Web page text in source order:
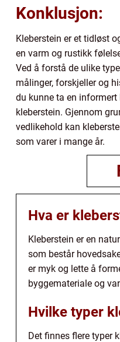
Konklusjon:
Kleberstein er et tidløst
en varm og rustikk
Ved å forstå de ulike
målinger, forskjeller og
du kunne ta en
kleberstein. Gjennom
vedlikehold kan
som varer i mange år.
Hva er
Kleberstein er en
som består
er myk og lette å
byggemateriale og
Hvilke typer
Det finnes flere typer